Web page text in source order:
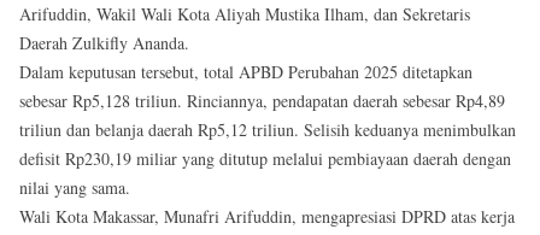
Arifuddin, Wakil Wali Kota Aliyah Mustika Ilham, dan Sekretaris
Daerah Zulkifly Ananda.
Dalam keputusan tersebut, total APBD Perubahan 2025 ditetapkan
sebesar Rp5,128 triliun. Rinciannya, pendapatan daerah sebesar Rp4,89
triliun dan belanja daerah Rp5,12 triliun. Selisih keduanya menimbulkan
defisit Rp230,19 miliar yang ditutup melalui pembiayaan daerah dengan
nilai yang sama.
Wali Kota Makassar, Munafri Arifuddin, mengapresiasi DPRD atas kerja